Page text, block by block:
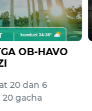
Migratsiya
talon-
etildi.